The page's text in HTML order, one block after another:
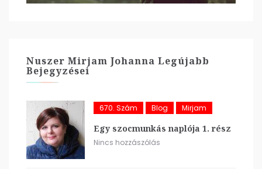
Nuszer Mirjam Johanna Legújabb
Bejegyzései
670. Szám Blog Mirjam
Egy szocmunkás naplója 1. rész
Nincs hozzászólás